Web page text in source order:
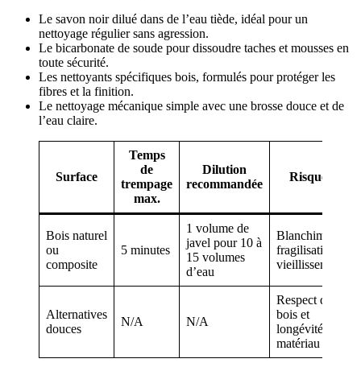
Le savon noir dilué dans de l’eau tiède, idéal pour un
nettoyage régulier sans agression.
Le bicarbonate de soude pour dissoudre taches et mousses en
toute sécurité.
Les nettoyants spécifiques bois, formulés pour protéger les
fibres et la finition.
Le nettoyage mécanique simple avec une brosse douce et de
l’eau claire.
Surface
Temps
de
trempage
max.
Dilution
recommandée
Risques
Bois naturel
ou
composite
5 minutes
1 volume de
javel pour 10 à
15 volumes
d’eau
Blanchiment,
fragilisation,
vieillissement
Alternatives
douces
N/A N/A
Respect du
bois et
longévité du
matériau